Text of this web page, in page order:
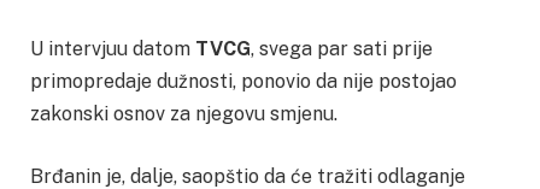
U intervjuu datom TVCG, svega par sati prije
primopredaje dužnosti, ponovio da nije postojao
zakonski osnov za njegovu smjenu.
Brđanin je, dalje, saopštio da će tražiti odlaganje